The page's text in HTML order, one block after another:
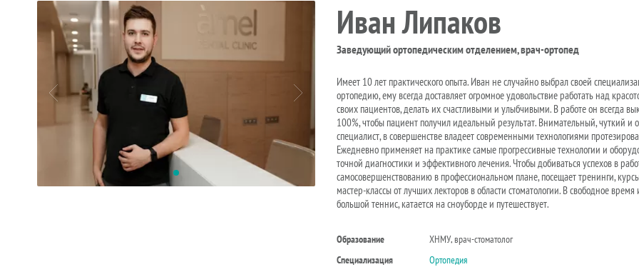
Иван Липаков
Заведующий ортопедическим отделением, врач-ортопед
Имеет 10 лет практического опыта. Иван не случайно выбрал своей
ортопедию, ему всегда доставляет огромное удовольствие работать над
своих пациентов, делать их счастливыми и улыбчивыми. В работе он всегда
100%, чтобы пациент получил идеальный результат. Внимательный, чуткий и
специалист, в совершенстве владеет современными технологиями
Ежедневно применяет на практике самые прогрессивные технологии и
точной диагностики и эффективного лечения. Чтобы добиваться успехов в
самосовершенствованию в профессиональном плане, посещает тренинги,
мастер-классы от лучших лекторов в области стоматологии. В свободное время
большой теннис, катается на сноуборде и путешествует.
Образование
ХНМУ, врач-стоматолог
Специализация
Ортопедия